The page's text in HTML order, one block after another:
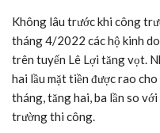
Không lâu trước khi công
tháng 4/2022 các hộ kinh
trên tuyến Lê Lợi tăng vọt.
hai lầu mặt tiền được rao
tháng, tăng hai, ba lần so
trường thi công.